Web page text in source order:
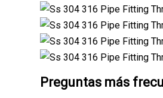
Preguntas más